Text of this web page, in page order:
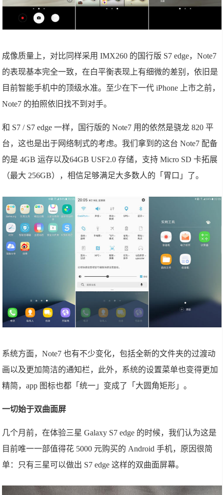
成像质量上，对比同样采用 IMX260 的国行版 S7 edge，Note7
的表现基本完全一致，在白平衡表现上有细微的差别，依旧是
目前智能手机中的顶级水准。至少在下一代 iPhone 上市之前，
Note7 的拍照依旧找不到对手。
和 S7 / S7 edge 一样，国行版的 Note7 用的依然是骁龙 820 平
台，这也是出于网络制式的考虑。我们拿到的这台 Note7 配备
的是 4GB 运存以及64GB USF2.0 存储，支持 Micro SD 卡拓展
（最大 256GB），相信足够满足大多数人的「胃口」了。
系统方面，Note7 也有不少变化，包括全新的文件夹的过渡动
画以及更加简洁的通知栏，此外，系统的设置菜单也变得更加
精简，app 图标也都「统一」变成了「大圆角矩形」。
一切始于双曲面屏
几个月前，在体验三星 Galaxy S7 edge 的时候，我们认为这是
目前唯一一部值得花 5000 元购买的 Android 手机，原因很简
单：只有三星可以做出 S7 edge 这样的双曲面屏幕。